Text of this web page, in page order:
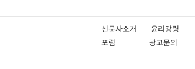
신문사소개 윤리강령
포럼
광고문의